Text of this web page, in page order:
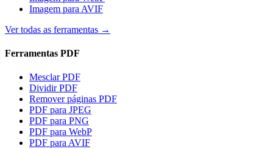
Imagem para AVIF
Ver todas as ferramentas →
Ferramentas PDF
Mesclar PDF
Dividir PDF
Remover páginas PDF
PDF para JPEG
PDF para PNG
PDF para WebP
PDF para AVIF